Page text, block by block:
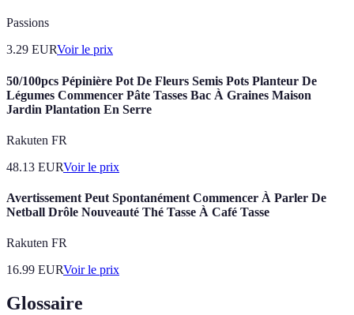
Passions
3.29 EURVoir le prix
50/100pcs Pépinière Pot De Fleurs Semis Pots Planteur De
Légumes Commencer Pâte Tasses Bac À Graines Maison
Jardin Plantation En Serre
Rakuten FR
48.13 EURVoir le prix
Avertissement Peut Spontanément Commencer À Parler De
Netball Drôle Nouveauté Thé Tasse À Café Tasse
Rakuten FR
16.99 EURVoir le prix
Glossaire